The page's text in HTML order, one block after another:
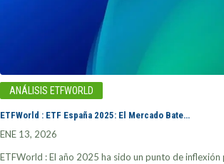
ANÁLISIS ETFWORLD
ETFWorld : ETF España 2025: El Mercado Bate…
ENE 13, 2026
ETFWorld : El año 2025 ha sido un punto de inflexión